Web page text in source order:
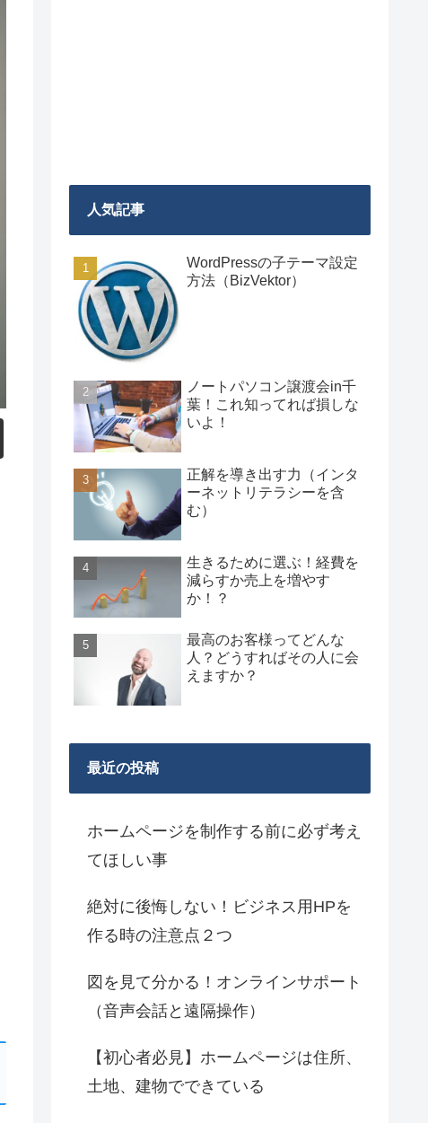
人気記事
WordPressの子テーマ設定
方法（BizVektor）
ノートパソコン譲渡会in千
葉！これ知ってれば損しな
いよ！
正解を導き出す力（インタ
ーネットリテラシーを含
む）
生きるために選ぶ！経費を
減らすか売上を増やす
か！？
最高のお客様ってどんな
人？どうすればその人に会
えますか？
最近の投稿
ホームページを制作する前に必ず考え
てほしい事
絶対に後悔しない！ビジネス用HPを
作る時の注意点２つ
図を見て分かる！オンラインサポート
（音声会話と遠隔操作）
【初心者必見】ホームページは住所、
土地、建物でできている